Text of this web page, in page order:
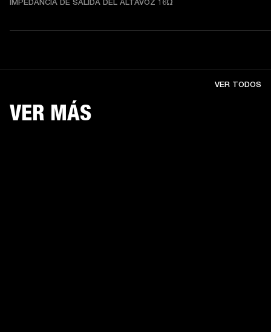
IMPEDANCIA DE SALIDA DEL ALTAVOZ 16Ω
VER MÁS
VER TODOS